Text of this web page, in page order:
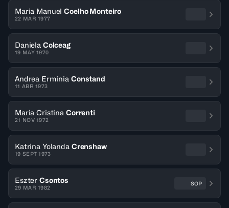
Maria Manuel Coelho Monteiro
22 MAR 1977
Daniela Colceag
19 MAY 1970
Andrea Erminia Constand
11 ABR 1973
Maria Cristina Correnti
21 NOV 1972
Katrina Yolanda Crenshaw
19 SEPT 1973
Eszter Csontos
29 MAR 1982
SOP